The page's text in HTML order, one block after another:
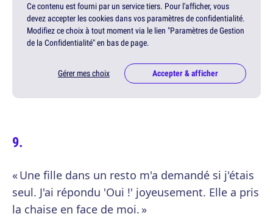
Ce contenu est fourni par un service tiers. Pour l'afficher, vous
devez accepter les cookies dans vos paramètres de confidentialité.
Modifiez ce choix à tout moment via le lien "Paramètres de Gestion
de la Confidentialité" en bas de page.
Gérer mes choix Accepter & afficher
« Une fille dans un resto m'a demandé si j'étais
seul. J'ai répondu 'Oui !' joyeusement. Elle a pris
la chaise en face de moi. »